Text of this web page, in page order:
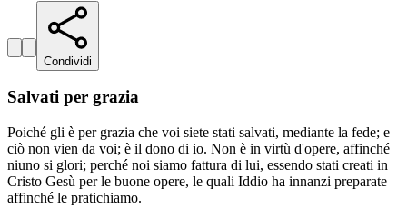
Condividi
Salvati per grazia
Poiché gli è per grazia che voi siete stati salvati, mediante la fede; e
ciò non vien da voi; è il dono di io. Non è in virtù d'opere, affinché
niuno si glori; perché noi siamo fattura di lui, essendo stati creati in
Cristo Gesù per le buone opere, le quali Iddio ha innanzi preparate
affinché le pratichiamo.